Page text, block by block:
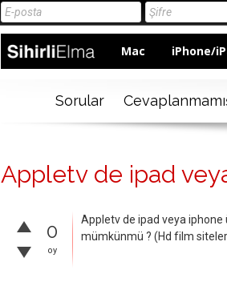
Mac iPhone/
Sorular
Appletv de ipad
0
oy
Appletv de ipad veya iphone
mümkünmü ? (Hd film